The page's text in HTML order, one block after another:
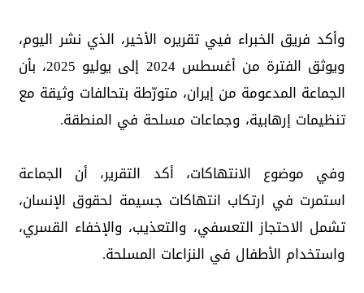
وأكد فريق الخبراء فيي تقريره الأخير، الذي نشر اليوم،
ويوثق الفترة من أغسطس 2024 إلى يوليو 2025، بأن
الجماعة المدعومة من إيران، متورّطة بتحالفات وثيقة مع
تنظيمات إرهابية، وجماعات مسلحة في المنطقة.
وفي موضوع الانتهاكات، أكد التقرير، أن الجماعة
استمرت في ارتكاب انتهاكات جسيمة لحقوق الإنسان،
تشمل الاحتجاز التعسفي، والتعذيب، والإخفاء القسري،
واستخدام الأطفال في النزاعات المسلحة.